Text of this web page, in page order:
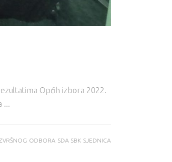
Općih izbora 2022.
ODBORA SDA SBK SJEDNICA